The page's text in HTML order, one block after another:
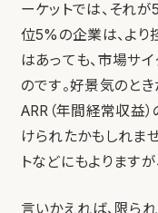
ーケットでは、それが
位5%の企業は、よ
はあっても、市場サ
のです。好景気のと
ARR（年間経常収益
けられたかもしれま
トなどにもよりますが
言いかえれば、限ら